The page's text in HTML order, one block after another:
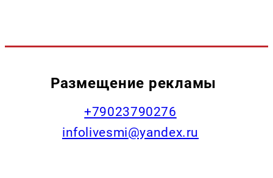
Размещение рекламы
+79023790276
infolivesmi@yandex.ru